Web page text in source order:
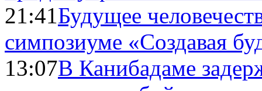
21:41Будущее
симпозиуме «Создавая
13:07В Канибадаме